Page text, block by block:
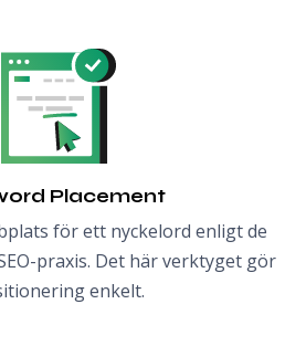
Placement
för ett nyckelord enligt de
praxis. Det här verktyget gör
enkelt.